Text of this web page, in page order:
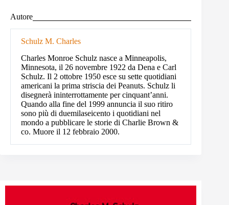
Autore
Schulz M. Charles
Charles Monroe Schulz nasce a Minneapolis,
Minnesota, il 26 novembre 1922 da Dena e Carl
Schulz. Il 2 ottobre 1950 esce su sette quotidiani
americani la prima striscia dei Peanuts. Schulz li
disegnerà ininterrottamente per cinquant’anni.
Quando alla fine del 1999 annuncia il suo ritiro
sono più di duemilaseicento i quotidiani nel
mondo a pubblicare le storie di Charlie Brown &
co. Muore il 12 febbraio 2000.